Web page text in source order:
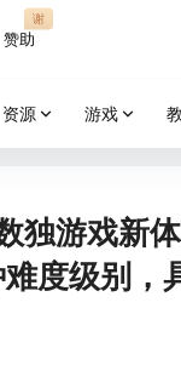
赞助
谢
资源 游戏
独游戏新
度级别，